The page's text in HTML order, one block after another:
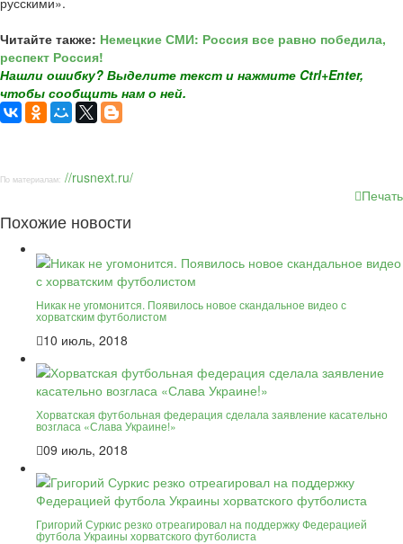
Читайте также: Немецкие СМИ: Россия все равно победила,
респект Россия!
Нашли ошибку? Выделите текст и нажмите Ctrl+Enter,
чтобы сообщить нам о ней.
По материалам: //rusnext.ru/
Печать
Похожие новости
Никак не угомонится. Появилось новое скандальное видео с
хорватским футболистом
10 июль, 2018
Хорватская футбольная федерация сделала заявление касательно
возгласа «Слава Украине!»
09 июль, 2018
Григорий Суркис резко отреагировал на поддержку Федерацией
футбола Украины хорватского футболиста